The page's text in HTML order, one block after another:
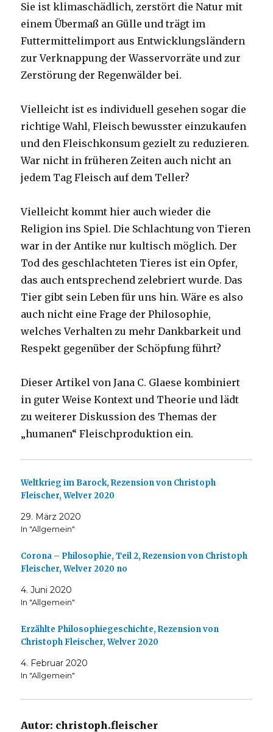
Sie ist klimaschädlich, zerstört die Natur mit
einem Übermaß an Gülle und trägt im
Futtermittelimport aus Entwicklungsländern
zur Verknappung der Wasservorräte und zur
Zerstörung der Regenwälder bei.
Vielleicht ist es individuell gesehen sogar die
richtige Wahl, Fleisch bewusster einzukaufen
und den Fleischkonsum gezielt zu reduzieren.
War nicht in früheren Zeiten auch nicht an
jedem Tag Fleisch auf dem Teller?
Vielleicht kommt hier auch wieder die
Religion ins Spiel. Die Schlachtung von Tieren
war in der Antike nur kultisch möglich. Der
Tod des geschlachteten Tieres ist ein Opfer,
das auch entsprechend zelebriert wurde. Das
Tier gibt sein Leben für uns hin. Wäre es also
auch nicht eine Frage der Philosophie,
welches Verhalten zu mehr Dankbarkeit und
Respekt gegenüber der Schöpfung führt?
Dieser Artikel von Jana C. Glaese kombiniert
in guter Weise Kontext und Theorie und lädt
zu weiterer Diskussion des Themas der
„humanen“ Fleischproduktion ein.
Weltkrieg im Barock, Rezension von Christoph
Fleischer, Welver 2020
29. März 2020
In "Allgemein"
Corona – Philosophie, Teil 2, Rezension von Christoph
Fleischer, Welver 2020 no
4. Juni 2020
In "Allgemein"
Erzählte Philosophiegeschichte, Rezension von
Christoph Fleischer, Welver 2020
4. Februar 2020
In "Allgemein"
Autor: christoph.fleischer